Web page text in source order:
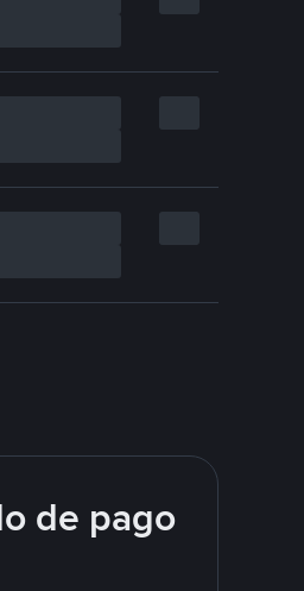
de pago